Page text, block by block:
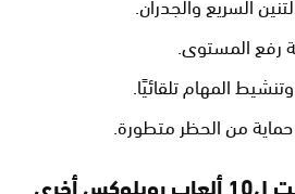
رفع المستوى.
المهام تلقائيًا.
من الحظر متطورة.
أخرى